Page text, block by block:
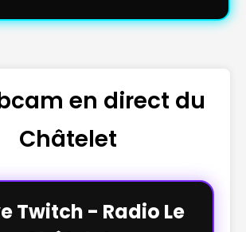
en direct du
Châtelet
Twitch - Radio Le